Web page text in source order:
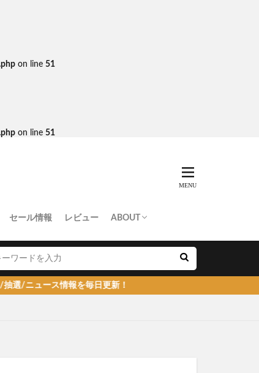
on line 51
on line 51
セール情報 レビュー ABOUT
ス情報を毎日更新！